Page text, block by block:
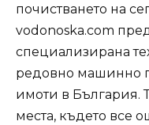
почистването на
vodonoska.com
специализирана
редовно машинно
имоти в България.
места, където все